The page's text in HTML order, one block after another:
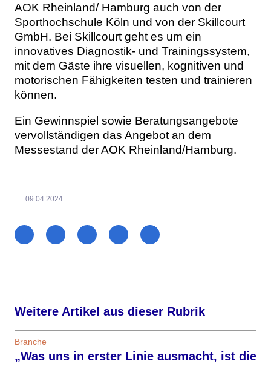
AOK Rheinland/ Hamburg auch von der
Sporthochschule Köln und von der Skillcourt
GmbH. Bei Skillcourt geht es um ein
innovatives Diagnostik- und Trainingssystem,
mit dem Gäste ihre visuellen, kognitiven und
motorischen Fähigkeiten testen und trainieren
können.
Ein Gewinnspiel sowie Beratungsangebote
vervollständigen das Angebot an dem
Messestand der AOK Rheinland/Hamburg.
09.04.2024
Weitere Artikel aus dieser Rubrik
Branche
„Was uns in erster Linie ausmacht, ist die